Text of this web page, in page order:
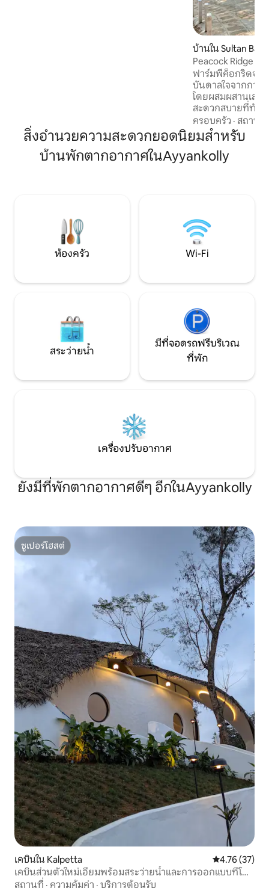
บ้านใน Sultan
Peacock Ridge -
วายานาด
ฟาร์มพีค็อกริดจ์ ที่พักของเราได้รับแรง
บันดาลใจจากการใ
โดยผสมผสานเสน่
สะดวกสบายที่ทัน
ประทานอาหาร แ
เฟอร์นิเจอร์ครบค
หาก พื้นที่ทำงานส่
บอะคูสติก ตู้เย็น เ
แบบเผาไม้ที่อบอุ่
Peacock Ridge
วายานาดที่ไม่เหมื
ครอบครัว · สถานที่
สิ่งอำนวยความสะดวกยอดนิยมสำหรับ
บ้านพักตากอากาศในAyyankolly
ห้องครัว Wi-Fi
สระว่ายน้ำ
มีที่จอดรถฟรีบริเวณ
ที่พัก
เครื่องปรับอากาศ
ยังมีที่พักตากอากาศดีๆ อีกในAyyankolly
ซูเปอร์โฮสต์
ซูเปอร์โฮสต์
เคบินใน Kalpetta คะแนนเฉลี่ย
4.76 (37)
เคบินส่วนตัวใหม่เอี่ยมพร้อมสระว่ายน้ำและการออกแบบที่โดด
เด่น
สถานที่ · ความคุ้มค่า · บริการต้อนรับ